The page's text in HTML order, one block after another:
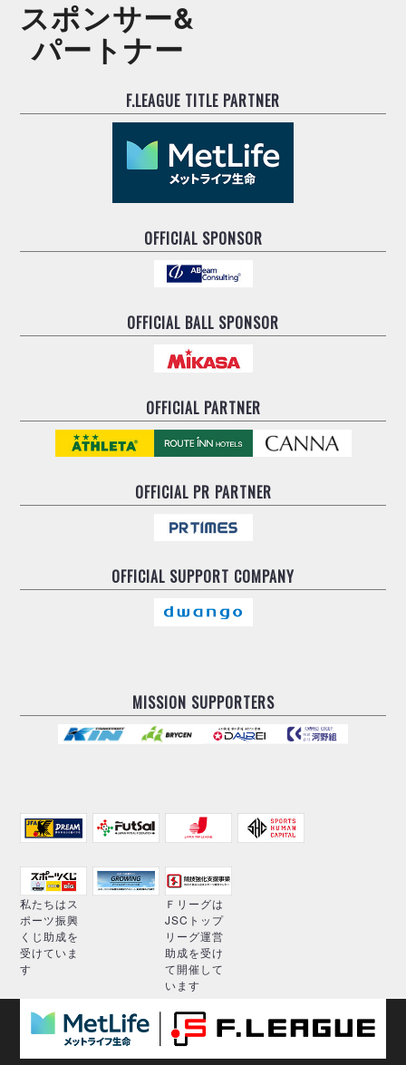
スポンサー&
パートナー
F.LEAGUE TITLE PARTNER
OFFICIAL SPONSOR
OFFICIAL BALL SPONSOR
OFFICIAL PARTNER
OFFICIALPR PARTNER
OFFICIAL SUPPORT COMPANY
MISSION SUPPORTERS
私たちはス
ポーツ振興
くじ助成を
受けていま
す
Ｆリーグは
JSCトップ
リーグ運営
助成を受け
て開催して
います